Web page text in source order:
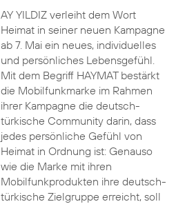
AY YILDIZ verleiht dem Wort
Heimat in seiner neuen Kampagne
ab 7. Mai ein neues, individuelles
und persönliches Lebensgefühl.
Mit dem Begriff HAYMAT bestärkt
die Mobilfunkmarke im Rahmen
ihrer Kampagne die deutsch-
türkische Community darin, dass
jedes persönliche Gefühl von
Heimat in Ordnung ist: Genauso
wie die Marke mit ihren
Mobilfunkprodukten ihre deutsch-
türkische Zielgruppe erreicht, soll